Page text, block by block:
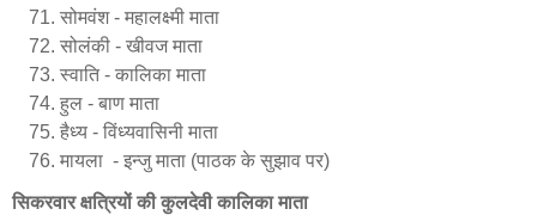
सोमवंश - महालक्ष्मी माता
सोलंकी - खीवज माता
स्वाति - कालिका माता
हुल - बाण माता
हैध्य - विंध्यवासिनी माता
मायला - इन्जुमाता (पाठक के सुझाव पर)
सिकरवार क्षत्रियों की कुलदेवी कालिका माता